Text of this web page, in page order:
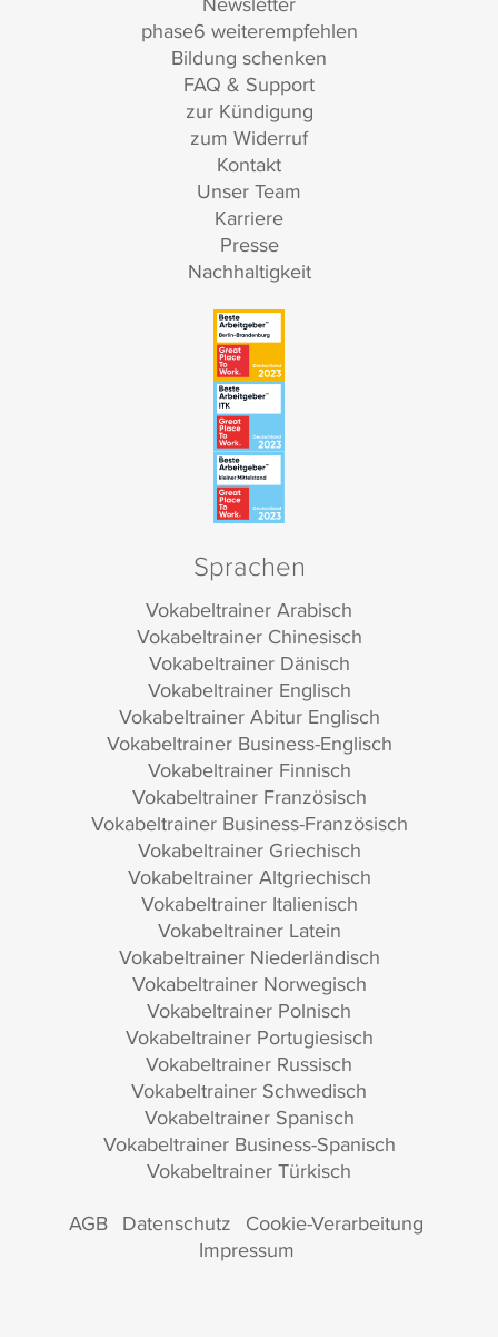
phase6 weiterempfehlen
Bildung schenken
FAQ & Support
zur Kündigung
zum Widerruf
Kontakt
Unser Team
Karriere
Presse
Nachhaltigkeit
Sprachen
Vokabeltrainer Arabisch
Vokabeltrainer Chinesisch
Vokabeltrainer Dänisch
Vokabeltrainer Englisch
Vokabeltrainer Abitur Englisch
Vokabeltrainer Business-Englisch
Vokabeltrainer Finnisch
Vokabeltrainer Französisch
Vokabeltrainer Business-Französisch
Vokabeltrainer Griechisch
Vokabeltrainer Altgriechisch
Vokabeltrainer Italienisch
Vokabeltrainer Latein
Vokabeltrainer Niederländisch
Vokabeltrainer Norwegisch
Vokabeltrainer Polnisch
Vokabeltrainer Portugiesisch
Vokabeltrainer Russisch
Vokabeltrainer Schwedisch
Vokabeltrainer Spanisch
Vokabeltrainer Business-Spanisch
Vokabeltrainer Türkisch
AGB Datenschutz Cookie-Verarbeitung
Impressum